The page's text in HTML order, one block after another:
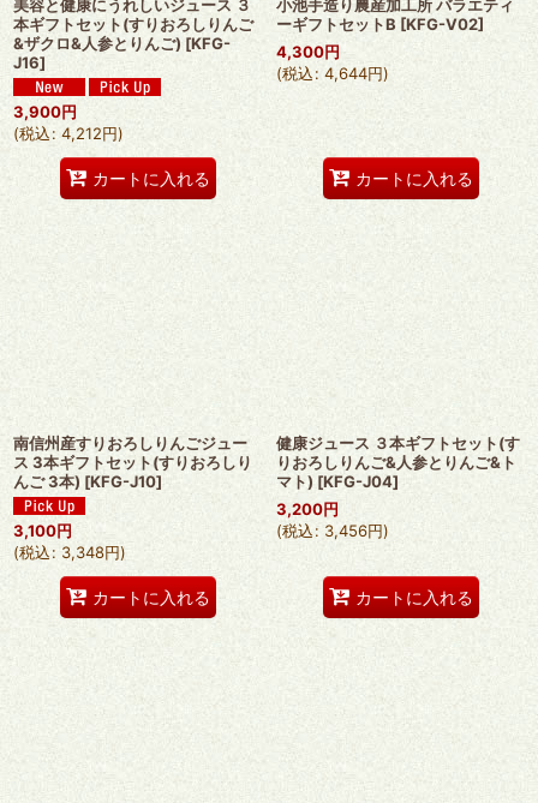
美容と健康にうれしいジュース ３
本ギフトセット(すりおろしりんご
&ザクロ&人参とりんご) [KFG-
J16]
3,900円
(税込: 4,212円)
カートに入れる
小池手造り農産加工所 バラエティ
ーギフトセットB [KFG-V02]
4,300円
(税込: 4,644円)
カートに入れる
南信州産すりおろしりんごジュー
ス 3本ギフトセット(すりおろしり
んご 3本) [KFG-J10]
3,100円
(税込: 3,348円)
カートに入れる
健康ジュース ３本ギフトセット(す
りおろしりんご&人参とりんご&ト
マト) [KFG-J04]
3,200円
(税込: 3,456円)
カートに入れる